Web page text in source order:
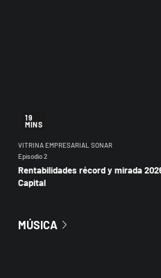
19
MINS
VITRINA EMPRESARIAL SONAR
Episodio 2
Rentabilidades récord y mirada
Capital
MÚSICA